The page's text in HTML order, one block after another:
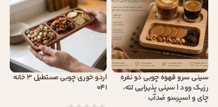
سینی سرو قهوه چوبی دو نفره
رزیک وود | سینی پذیرایی لته،
چای و اسپرسو ضدآب
اردو خوری چوبی مستطیل 3 خانه
041